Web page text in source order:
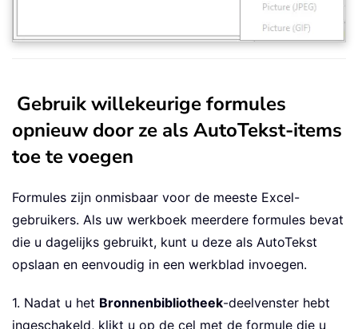
Gebruik willekeurige formules
opnieuw door ze als AutoTekst-items
toe te voegen
Formules zijn onmisbaar voor de meeste Excel-
gebruikers. Als uw werkboek meerdere formules bevat
die u dagelijks gebruikt, kunt u deze als AutoTekst
opslaan en eenvoudig in een werkblad invoegen.
1. Nadat u het Bronnenbibliotheek-deelvenster hebt
ingeschakeld, klikt u op de cel met de formule die u